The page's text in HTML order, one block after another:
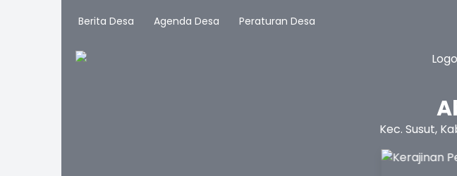
Berita Desa Agenda Desa Peraturan Desa
Kec. Susut,